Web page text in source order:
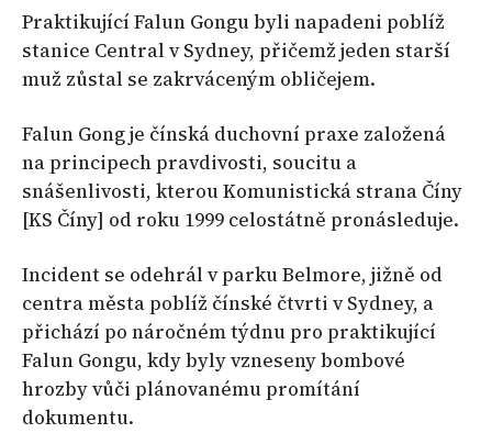
Praktikující Falun Gongu byli napadeni poblíž
stanice Central v Sydney, přičemž jeden starší
muž zůstal se zakrváceným obličejem.
Falun Gong je čínská duchovní praxe založená
na principech pravdivosti, soucitu a
snášenlivosti, kterou Komunistická strana Číny
[KS Číny] od roku 1999 celostátně pronásleduje.
Incident se odehrál v parku Belmore, jižně od
centra města poblíž čínské čtvrti v Sydney, a
přichází po náročném týdnu pro praktikující
Falun Gongu, kdy byly vzneseny bombové
hrozby vůči plánovanému promítání
dokumentu.